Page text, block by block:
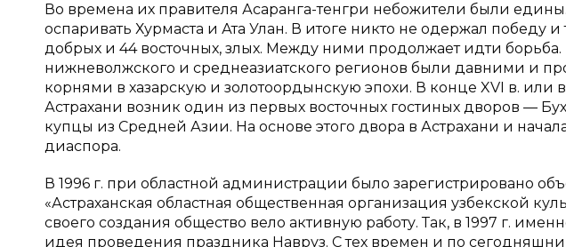
Во времена их правителя Асаранга-тенгри небожители были едины.
оспаривать Хурмаста и Ата Улан. В итоге никто не одержал победу
добрых и 44 восточных, злых. Между ними продолжает идти борьба.
нижневолжского и среднеазиатского регионов были давними и
корнями в хазарскую и золотоордынскую эпохи. В конце XVI в. или
Астрахани возник один из первых восточных гостиных дворов —
купцы из Средней Азии. На основе этого двора в Астрахани и
диаспора.
В 1996 г. при областной администрации было зарегистрировано
«Астраханская областная общественная организация узбекской
своего создания общество вело активную работу. Так, в 1997 г.
идея проведения праздника Навруз. С тех времен и по